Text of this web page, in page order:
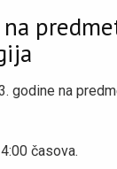
godine na
časova.